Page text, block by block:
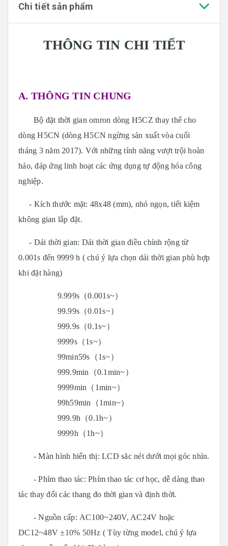
Chi tiết sản phẩm
THÔNG TIN CHI TIẾT
A. THÔNG TIN CHUNG
Bộ đặt thời gian omron dòng H5CZ thay thế cho
dòng H5CN (dòng H5CN ngừng sản xuất vòa cuối
tháng 3 năm 2017). Với những tính năng vượt trội hoàn
hảo, đáp ứng linh hoạt các ứng dụng tự động hóa công
nghiệp.
- Kích thước mặt: 48x48 (mm), nhỏ ngọn, tiết kiệm
không gian lắp đặt.
- Dải thời gian: Dải thời gian điều chỉnh rộng từ
0.001s đến 9999 h ( chú ý lựa chọn dải thời gian phù hợp
khi đặt hàng)
9.999s（0.001s~）
99.99s（0.01s~）
999.9s（0.1s~）
9999s（1s~）
99min59s（1s~）
999.9min（0.1min~）
9999min（1min~）
99h59min（1min~）
999.9h（0.1h~）
9999h（1h~）
- Màn hình hiển thị: LCD săc nét dưới mọi góc nhìn.
- Phím thao tác: Phím thao tác cơ học, dễ dàng thao
tác thay đổi các thang đo thời gian và định thời.
- Nguồn cấp: AC100~240V, AC24V hoặc
DC12~48V±10% 50Hz ( Tùy từng model, chú ý lựa